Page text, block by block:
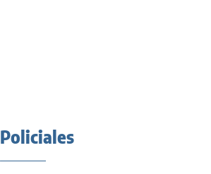
Policiales